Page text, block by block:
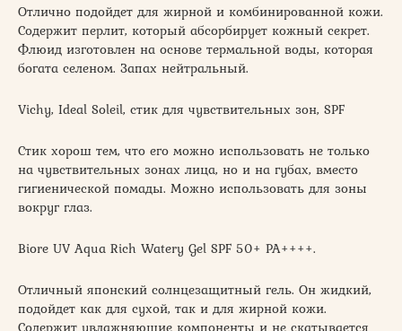
Отлично подойдет для жирной и комбинированной кожи.
Содержит перлит, который абсорбирует кожный секрет.
Флюид изготовлен на основе термальной воды, которая
богата селеном. Запах нейтральный.
Vichy, Ideal Soleil, стик для чувствительных зон, SPF
Стик хорош тем, что его можно использовать не только
на чувствительных зонах лица, но и на губах, вместо
гигиенической помады. Можно использовать для зоны
вокруг глаз.
Biore UV Aqua Rich Watery Gel SPF 50+ PA++++.
Отличный японский солнцезащитный гель. Он жидкий,
подойдет как для сухой, так и для жирной кожи.